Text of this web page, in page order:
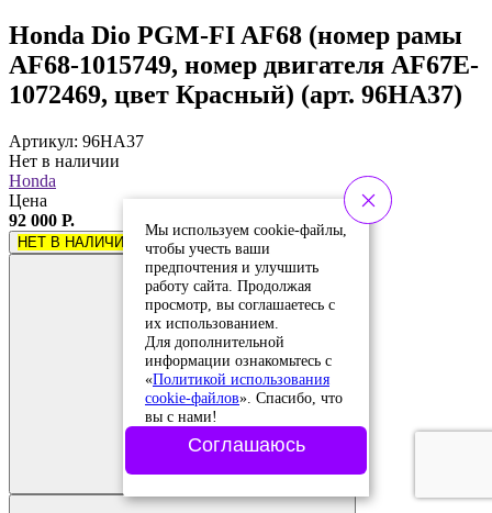
Honda Dio PGM-FI AF68 (номер рамы
AF68-1015749, номер двигателя AF67E-
1072469, цвет Красный) (арт. 96HA37)
Артикул: 96HA37
Нет в наличии
Honda
Цена
92 000 Р.
НЕТ В НАЛИЧИИ
сравнение
Мы используем cookie-файлы,
чтобы учесть ваши
предпочтения и улучшить
работу сайта. Продолжая
просмотр, вы соглашаетесь с
их использованием.
Для дополнительной
информации ознакомьтесь с
«Политикой использования
cookie-файлов». Спасибо, что
вы с нами!
Соглашаюсь